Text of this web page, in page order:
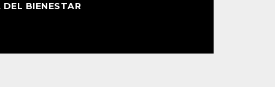
DEL BIENESTAR